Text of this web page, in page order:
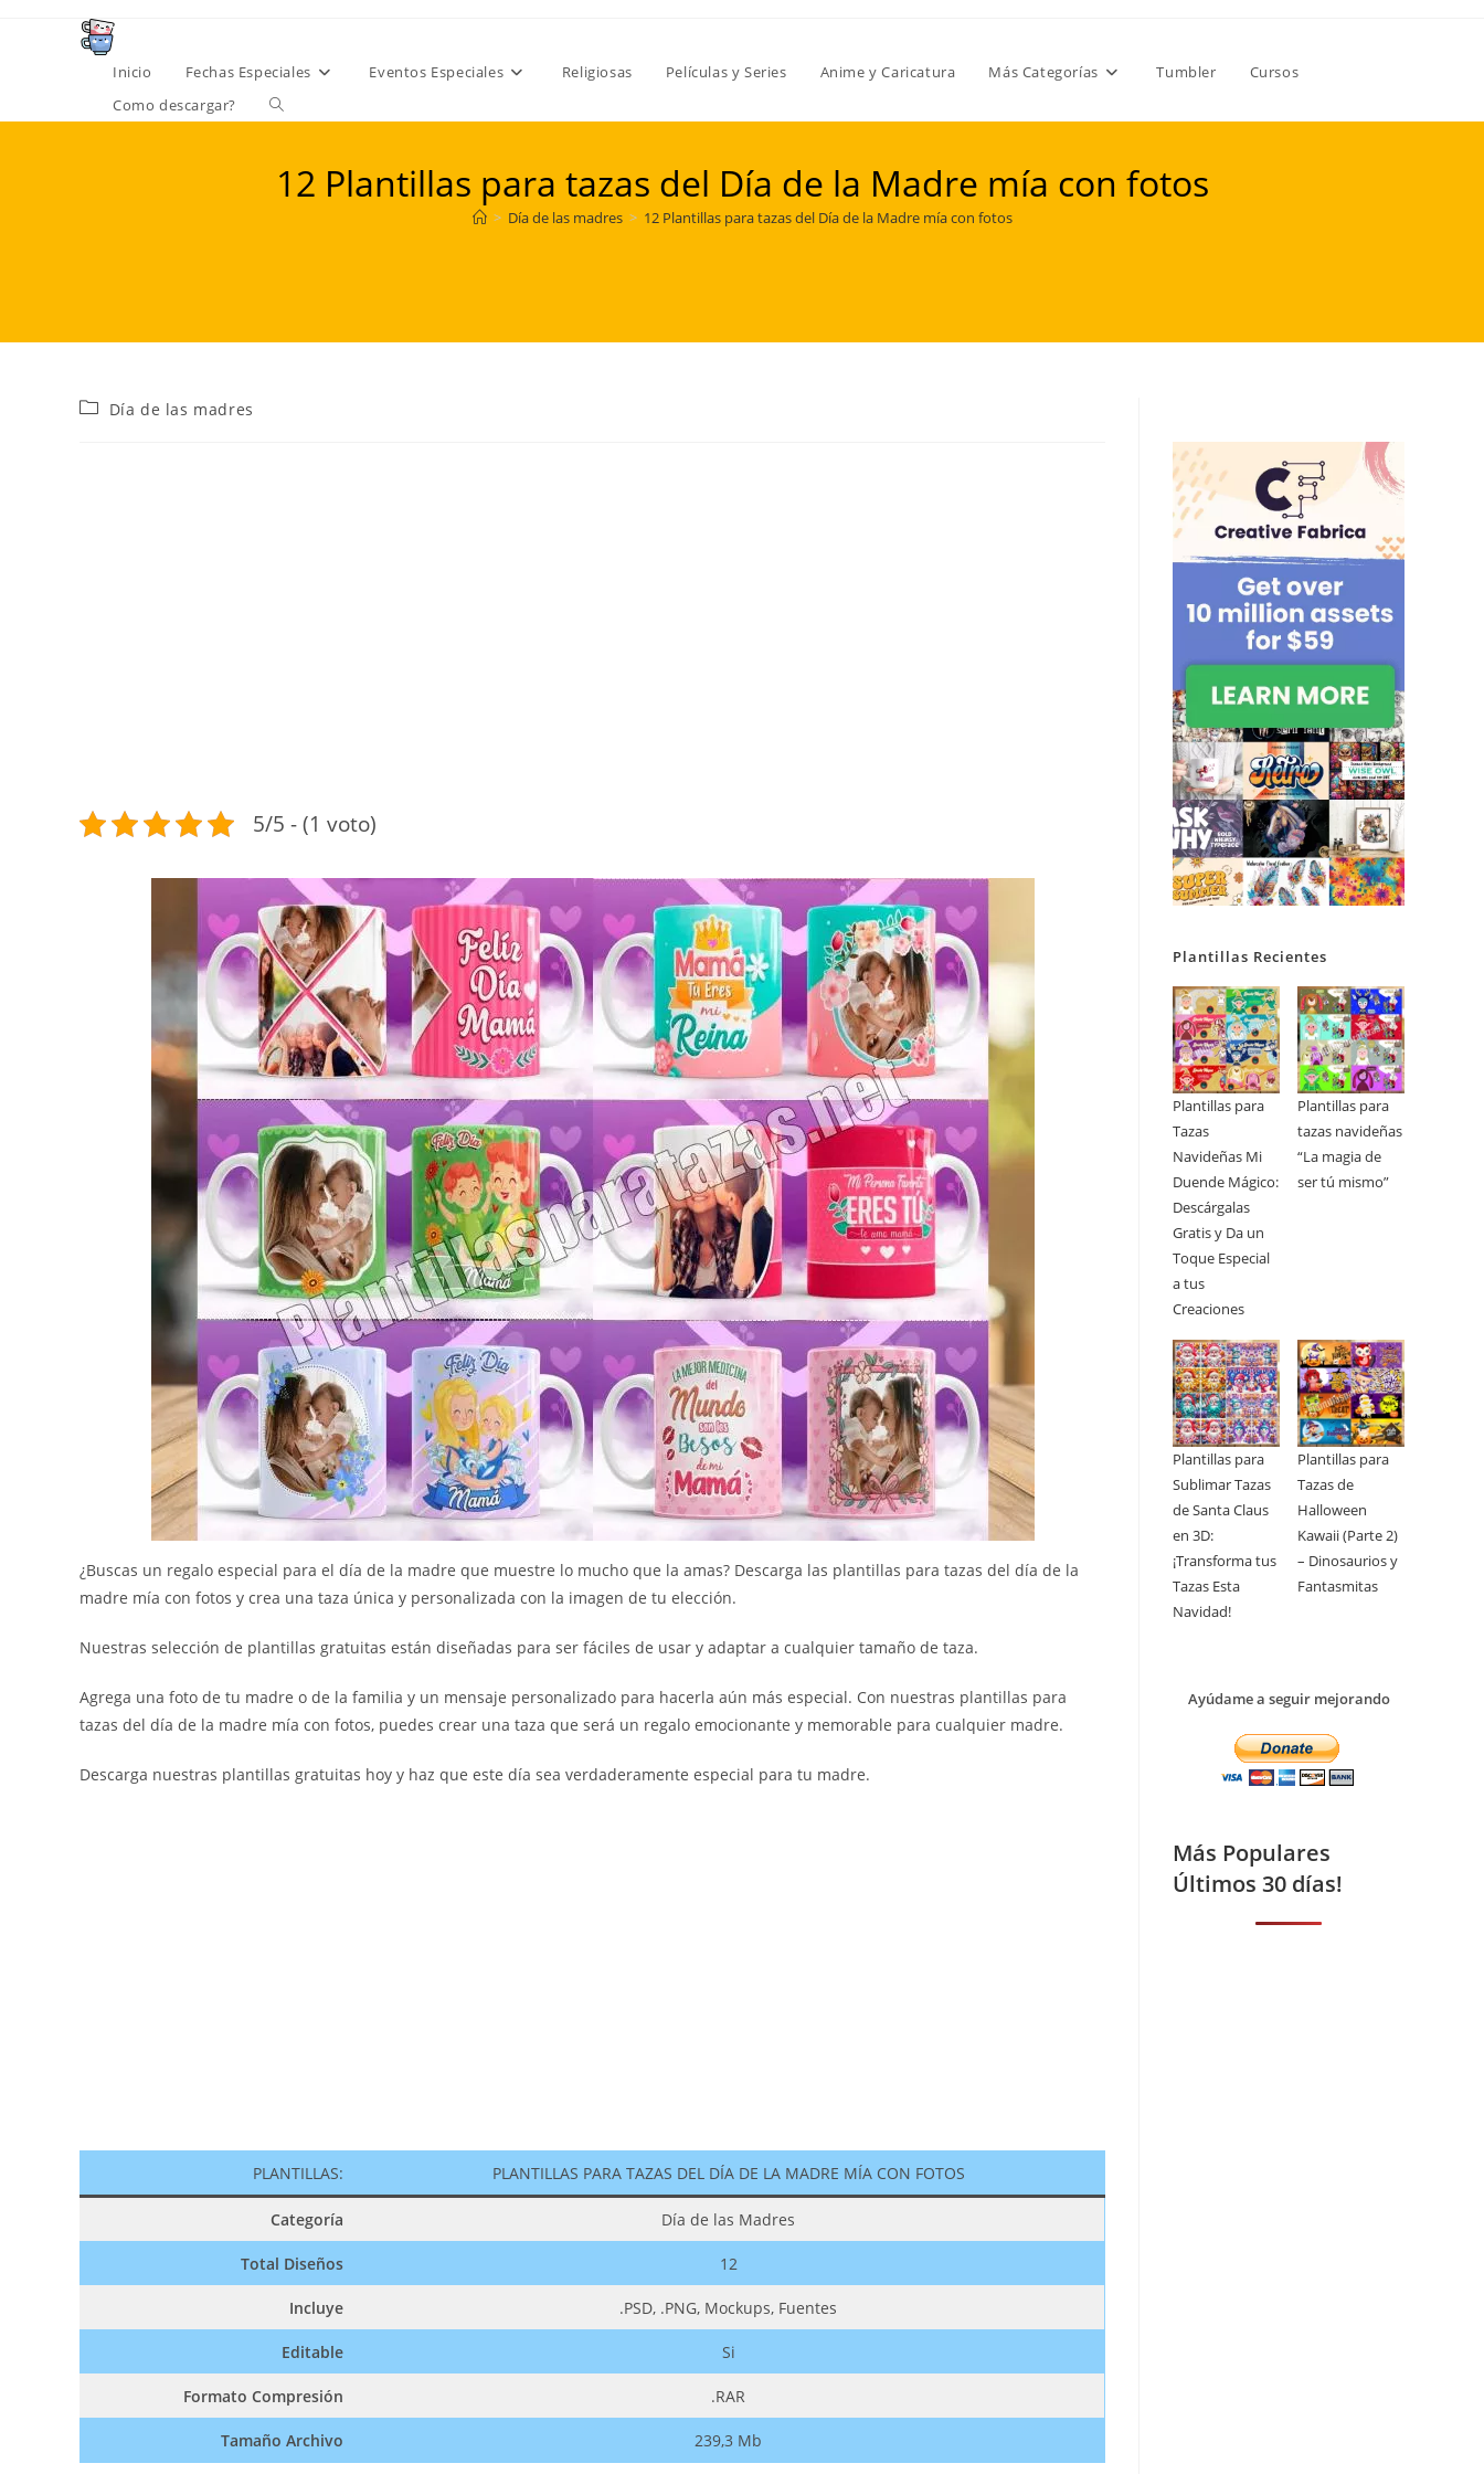
Inicio Fechas Especiales Eventos Especiales Religiosas Películas y Series Anime y Caricatura Más Categorías Tumbler
Cursos
Como descargar?
Alternar
de
12 Plantillas para tazas del Día de la Madre mía con fotos
> Día de las madres > 12 Plantillas para tazas del Día de la Madre mía con fotos
Categoría
Día de las madres
5/5 - (1 voto)
¿Buscas un regalo especial para el día de la madre que muestre lo mucho que la amas? Descarga las plantillas para tazas del día de la
madre mía con fotos y crea una taza única y personalizada con la imagen de tu elección.
Nuestras selección de plantillas gratuitas están diseñadas para ser fáciles de usar y adaptar a cualquier tamaño de taza.
Agrega una foto de tu madre o de la familia y un mensaje personalizado para hacerla aún más especial. Con nuestras plantillas para
tazas del día de la madre mía con fotos, puedes crear una taza que será un regalo emocionante y memorable para cualquier madre.
Descarga nuestras plantillas gratuitas hoy y haz que este día sea verdaderamente especial para tu madre.
PLANTILLAS: PLANTILLAS PARA TAZAS DEL DÍA DE LA MADRE MÍA CON FOTOS
Categoría Día de las Madres
Total Diseños 12
Incluye .PSD, .PNG, Mockups, Fuentes
Editable Si
Formato Compresión .RAR
Tamaño Archivo 239,3 Mb
Plantillas Recientes
Plantillas para
Tazas
Navideñas Mi
Duende Mágico:
Descárgalas
Gratis y Da un
Toque Especial
a tus
Creaciones
Plantillas para
tazas navideñas
“La magia de
ser tú mismo”
Plantillas para
Sublimar Tazas
de Santa Claus
en 3D:
¡Transforma tus
Tazas Esta
Navidad!
Plantillas para
Tazas de
Halloween
Kawaii (Parte 2)
– Dinosaurios y
Fantasmitas
Ayúdame a seguir mejorando
Más Populares
Últimos 30 días!